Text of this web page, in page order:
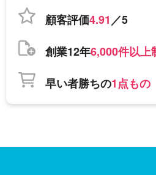
顧客評価4.91／5
創業12年6,000件以上
早い者勝ちの1点もの